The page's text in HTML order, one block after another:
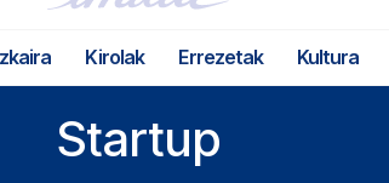
Kirolak Errezetak Kultura
Startup